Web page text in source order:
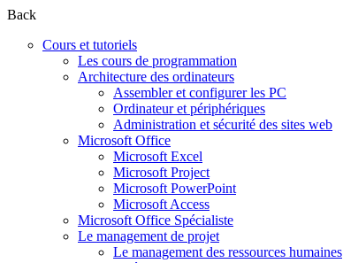
Back
Cours et tutoriels
Les cours de programmation
Architecture des ordinateurs
Assembler et configurer les PC
Ordinateur et périphériques
Administration et sécurité des sites web
Microsoft Office
Microsoft Excel
Microsoft Project
Microsoft PowerPoint
Microsoft Access
Microsoft Office Spécialiste
Le management de projet
Le management des ressources humaines